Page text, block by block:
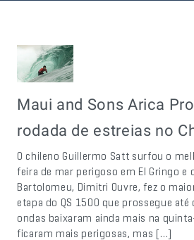
Maui and Sons Arica
rodada de estreias no
O chileno Guillermo Satt surfou o
feira de mar perigoso em El Gringo e
Bartolomeu, Dimitri Ouvre, fez o
etapa do QS 1500 que prossegue
ondas baixaram ainda mais na
ficaram mais perigosas, mas […]